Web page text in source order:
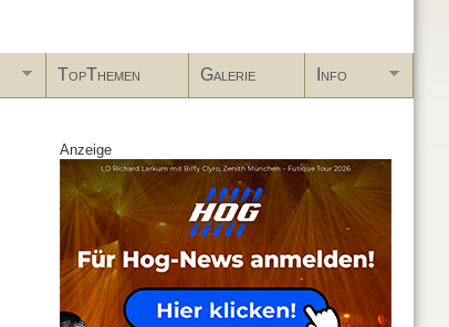
TopThemen Galerie Info
Anzeige